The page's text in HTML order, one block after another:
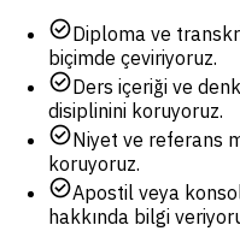
check_circleDiploma ve
biçimde çeviriyoruz.
check_circleDers içeriği ve
disiplinini koruyoruz.
check_circleNiyet ve referans
koruyoruz.
check_circleApostil veya
hakkında bilgi